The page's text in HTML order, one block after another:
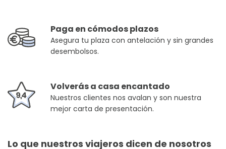
Paga en cómodos plazos
Asegura tu plaza con antelación y sin grandes
desembolsos.
Volverás a casa encantado
Nuestros clientes nos avalan y son nuestra
mejor carta de presentación.
Lo que nuestros viajeros dicen de nosotros